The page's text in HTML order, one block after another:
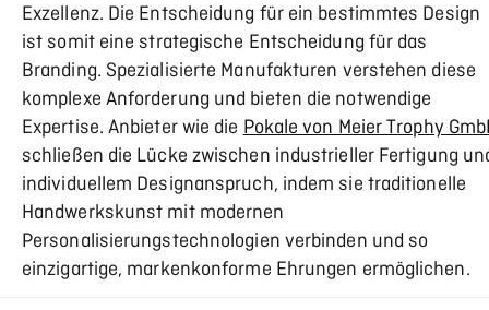
Exzellenz. Die Entscheidung für ein bestimmtes Design
ist somit eine strategische Entscheidung für das
Branding. Spezialisierte Manufakturen verstehen diese
komplexe Anforderung und bieten die notwendige
Expertise. Anbieter wie diePokale von Meier Trophy
schließen die Lücke zwischen industrieller Fertigung
individuellem Designanspruch, indem sie traditionelle
Handwerkskunst mit modernen
Personalisierungstechnologien verbinden und so
einzigartige, markenkonforme Ehrungen ermöglichen.